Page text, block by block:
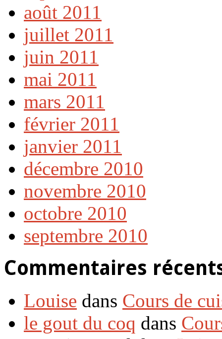
août 2011
juillet 2011
juin 2011
mai 2011
mars 2011
février 2011
janvier 2011
décembre 2010
novembre 2010
octobre 2010
septembre 2010
Commentaires
Louise dans Cours de
le gout du coq dans